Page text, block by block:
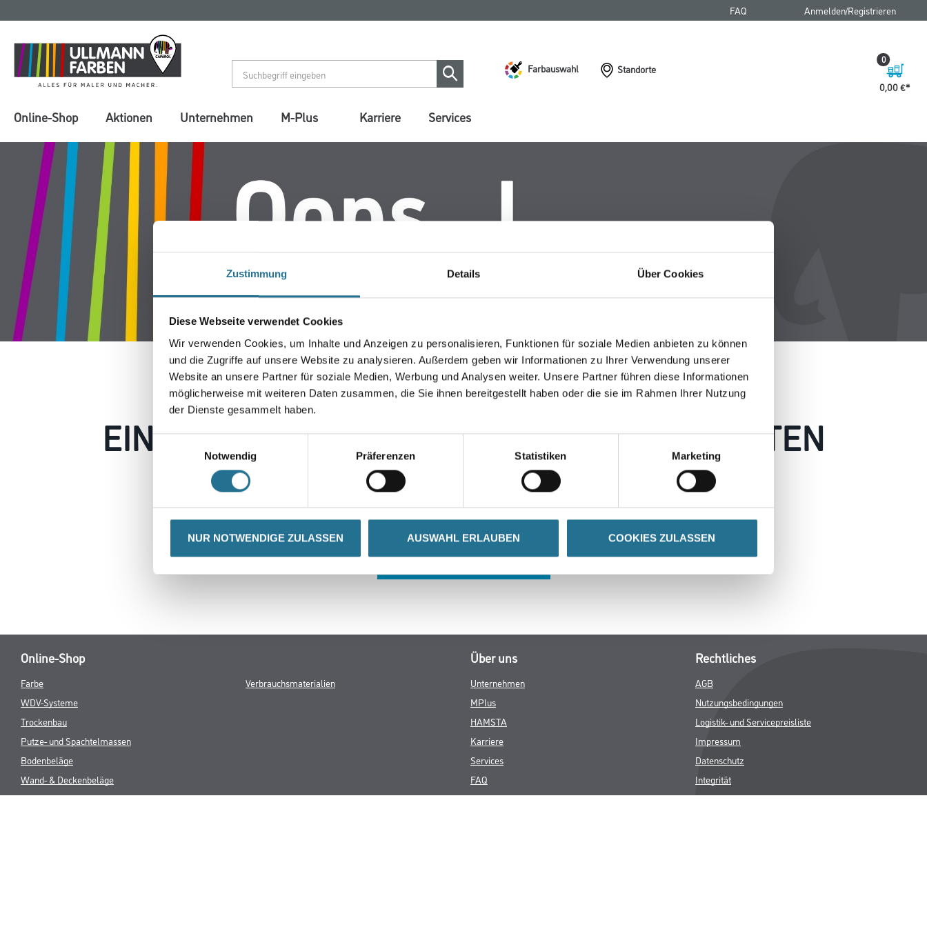
Zustimmung Details Über Cookies
Diese Webseite verwendet Cookies
Wir verwenden Cookies, um Inhalte und Anzeigen zu personalisieren, Funktionen für soziale Medien anbieten zu können
und die Zugriffe auf unsere Website zu analysieren. Außerdem geben wir Informationen zu Ihrer Verwendung unserer
Website an unsere Partner für soziale Medien, Werbung und Analysen weiter. Unsere Partner führen diese Informationen
möglicherweise mit weiteren Daten zusammen, die Sie ihnen bereitgestellt haben oder die sie im Rahmen Ihrer Nutzung
der Dienste gesammelt haben.
Notwendig
Präferenzen Statistiken Marketing
NUR NOTWENDIGE ZULASSEN AUSWAHL ERLAUBEN COOKIES ZULASSEN
springen
springen
FAQ Anmelden/Registrieren
Farbauswahl
Standorte
0,00 €
0
Online-Shop Aktionen Unternehmen M-Plus Karriere Services
EIN KLEINER ZWISCHENFALL IST AUFGETRETEN
Keine Sorge, wir pinseln schon an der Lösung und werden das Problem so schnell wie möglich beheben.
Erkunden Sie in der Zwischenzeit unseren Online-Shop und lassen Sie sich inspirieren.
Online-Shop
Farbe
WDV-Systeme
Trockenbau
Putze- und Spachtelmassen
Bodenbeläge
Wand- & Deckenbeläge
Werkzeug & Maschinen
Verbrauchsmaterialien
Über uns
Unternehmen
MPlus
HAMSTA
Karriere
Services
FAQ
Rechtliches
AGB
Nutzungsbedingungen
Logistik- und Servicepreisliste
Impressum
Datenschutz
Integrität
Kontakt